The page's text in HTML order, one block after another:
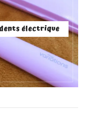
électrique